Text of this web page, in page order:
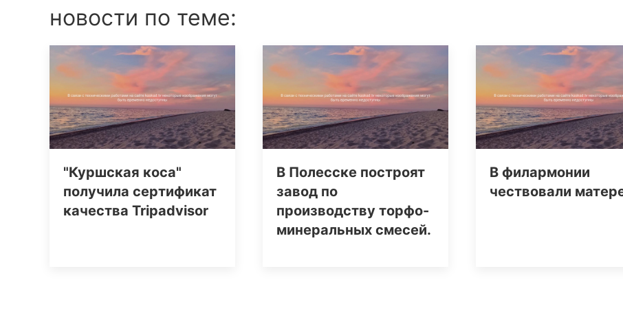
новости по теме:
"Куршская коса"
получила сертификат
качества Tripаdvisor
В Полесске построят
завод по
производству торфо-
минеральных смесей.
В филармонии
чествовали